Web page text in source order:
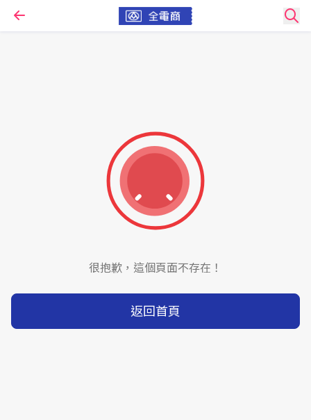
很抱歉，這個頁面不存在！
返回首頁